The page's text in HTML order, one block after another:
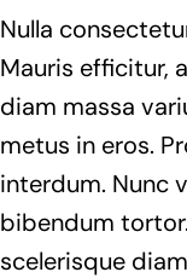
Nulla
Mauris efficitur,
diam massa
metus in eros.
interdum. Nunc
bibendum
scelerisque